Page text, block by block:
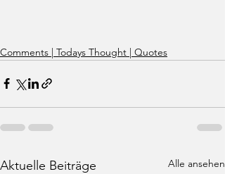
Comments | Todays Thought | Quotes
Aktuelle Beiträge Alle ansehen